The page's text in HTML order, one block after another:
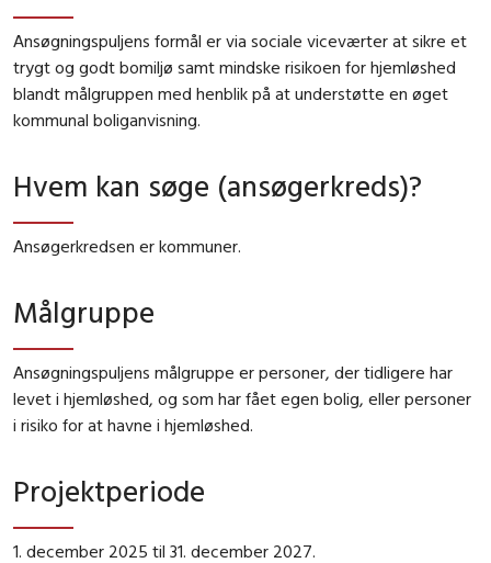
Ansøgningspuljens formål er via sociale viceværter at sikre et
trygt og godt bomiljø samt mindske risikoen for hjemløshed
blandt målgruppen med henblik på at understøtte en øget
kommunal boliganvisning.
Hvem kan søge (ansøgerkreds)?
Ansøgerkredsen er kommuner.
Målgruppe
Ansøgningspuljens målgruppe er personer, der tidligere har
levet i hjemløshed, og som har fået egen bolig, eller personer
i risiko for at havne i hjemløshed.
Projektperiode
1. december 2025 til 31. december 2027.